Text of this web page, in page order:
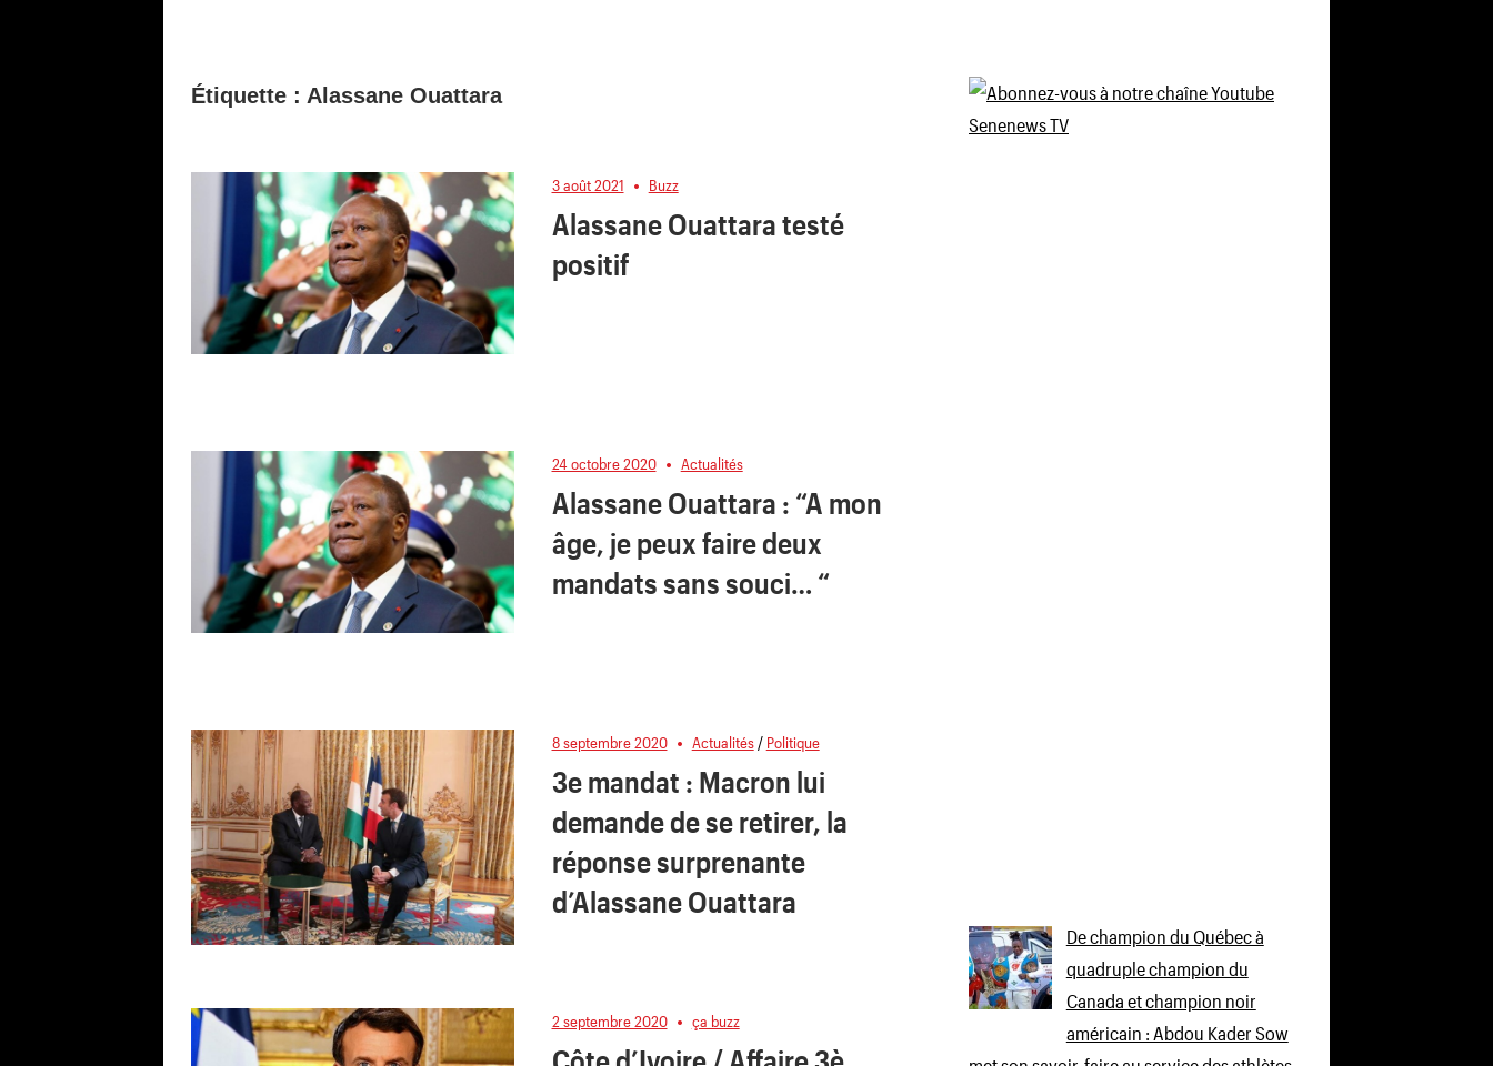
Étiquette : Alassane Ouattara
3 août 2021 Buzz
Alassane Ouattara testé
positif
24 octobre 2020 Actualités
Alassane Ouattara : “A mon
âge, je peux faire deux
mandats sans souci… “
8 septembre 2020 Actualités/ Politique
3e mandat : Macron lui
demande de se retirer, la
réponse surprenante
d’Alassane Ouattara
2 septembre 2020 ça buzz
De champion du Québec à
quadruple champion du
Canada et champion noir
américain : Abdou Kader Sow